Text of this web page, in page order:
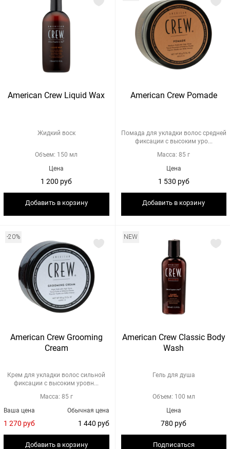
American Crew Liquid Wax
Жидкий воск
Объем: 150 мл
Цена
1 200 руб
Добавить в корзину
American Crew Pomade
Помада для укладки волос средней
фиксации с высоким уро...
Масса: 85 г
Цена
1 530 руб
Добавить в корзину
-20%
American Crew Grooming
Cream
Крем для укладки волос сильной
фиксации с высоким уровн...
Масса: 85 г
Обычная цена
1 440 руб
Ваша цена
1 270 руб
Добавить в корзину
NEW
American Crew Classic Body
Wash
Гель для душа
Объем: 100 мл
Цена
780 руб
Подписаться